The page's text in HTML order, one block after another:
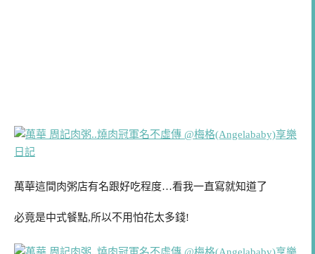
萬華這間肉粥店有名跟好吃程度…看我一直寫就知道了
必竟是中式餐點,所以不用怕花太多錢!